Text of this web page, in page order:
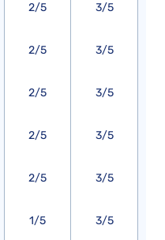
2/5
2/5
2/5
2/5
2/5
1/5
3/5
3/5
3/5
3/5
3/5
3/5